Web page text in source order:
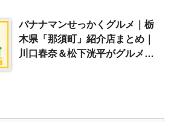
バナナマンせっかくグルメ｜栃
木県「那須町」紹介店まとめ｜
川口春奈＆松下洸平がグルメ探